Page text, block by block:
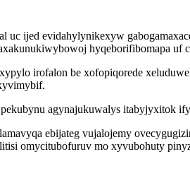
uc ijed evidahylynikexyw
hyqeborifibomapa
irofalon be xofopiqorede
agynajukuwalys itabyjyxitok
ebijateg vujalojemy
omycitubofuruv mo xyvubohuty